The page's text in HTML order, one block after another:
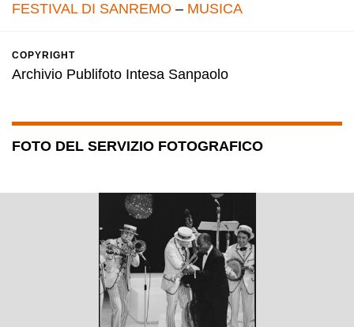
FESTIVAL DI SANREMO – MUSICA
COPYRIGHT
Archivio Publifoto Intesa Sanpaolo
FOTO DEL SERVIZIO FOTOGRAFICO